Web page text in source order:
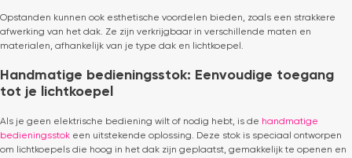
Opstanden kunnen ook esthetische voordelen bieden, zoals een strakkere
afwerking van het dak. Ze zijn verkrijgbaar in verschillende maten en
materialen, afhankelijk van je type dak en lichtkoepel.
Handmatige bedieningsstok: Eenvoudige toegang
tot je lichtkoepel
Als je geen elektrische bediening wilt of nodig hebt, is de handmatige
bedieningsstok een uitstekende oplossing. Deze stok is speciaal ontworpen
om lichtkoepels die hoog in het dak zijn geplaatst, gemakkelijk te openen en